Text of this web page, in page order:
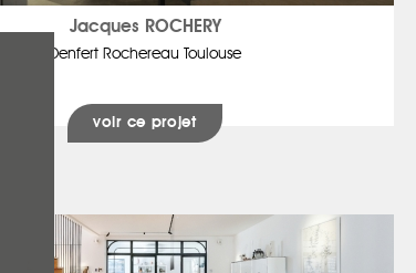
Jacques ROCHERY
Denfert Rochereau Toulouse
voir ce projet